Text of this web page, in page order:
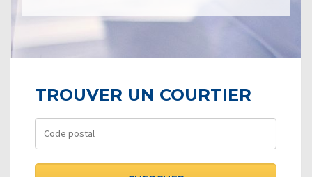
TROUVER UN COURTIER